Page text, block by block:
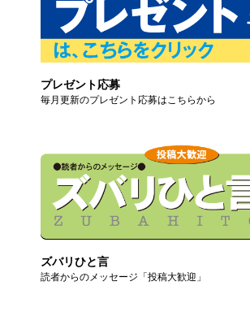
プレゼント応募
毎月更新のプレゼント応募はこちらから
ズバリひと言
読者からのメッセージ「投稿大歓迎」